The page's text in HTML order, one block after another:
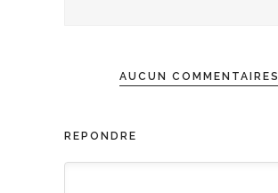
AUCUN COMMENTAIRES
RÉPONDRE